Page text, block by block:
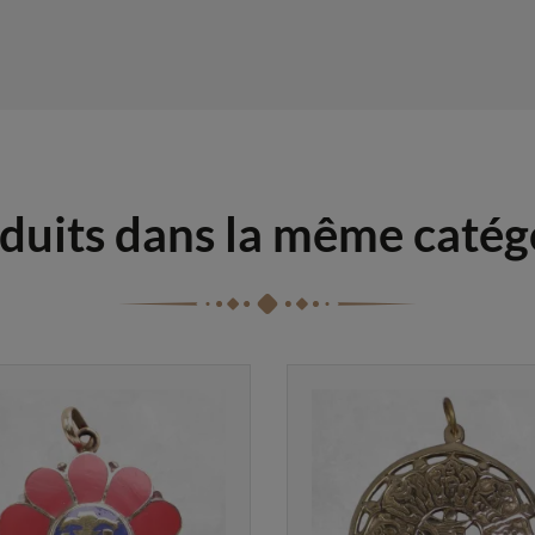
dans la même